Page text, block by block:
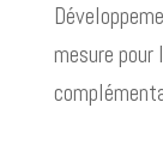
mesure